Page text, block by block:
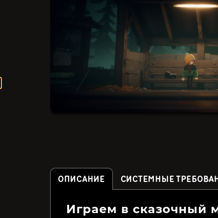
ОПИСАНИЕ СИСТЕМНЫЕ
Играем в сказочный